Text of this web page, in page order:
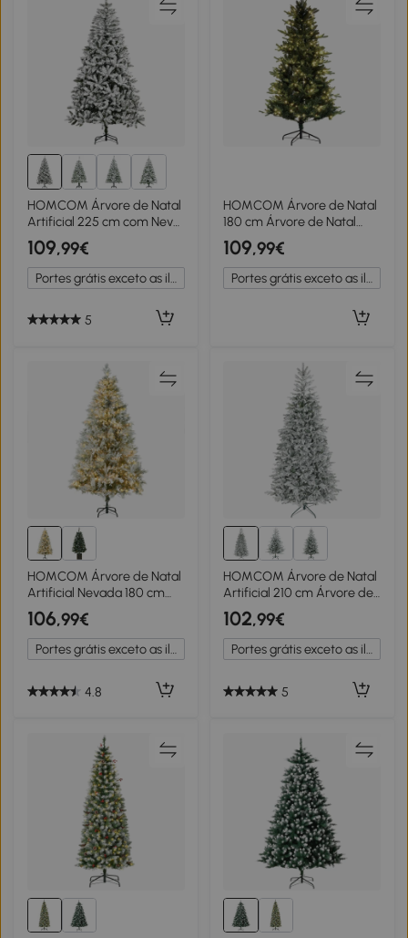
HOMCOM Árvore de Natal
Artificial 225 cm com Neve
Ignífugo com 1300 Ramos
Folhas de PVC Base
Dobrável Verde
109,99€
Portes grátis exceto as ilhas
5
HOMCOM Árvore de Natal
180 cm Árvore de Natal
Artificial com 350 Luzes
LED 726 Ramos e Suporte
de Aço Decoração de Natal
Ø114x180 cm Verde
109,99€
Portes grátis exceto as ilhas
HOMCOM Árvore de Natal
Artificial Nevada 180 cm
com 300 Luzes LED 577
Ramos e Base Dobrável
Verde
106,99€
Portes grátis exceto as ilhas
4.8
HOMCOM Árvore de Natal
Artificial 210 cm Árvore de
Natal Nevada com 1154
Ramos Base Dobrável e
Fácil de Montar Verde
102,99€
Portes grátis exceto as ilhas
5